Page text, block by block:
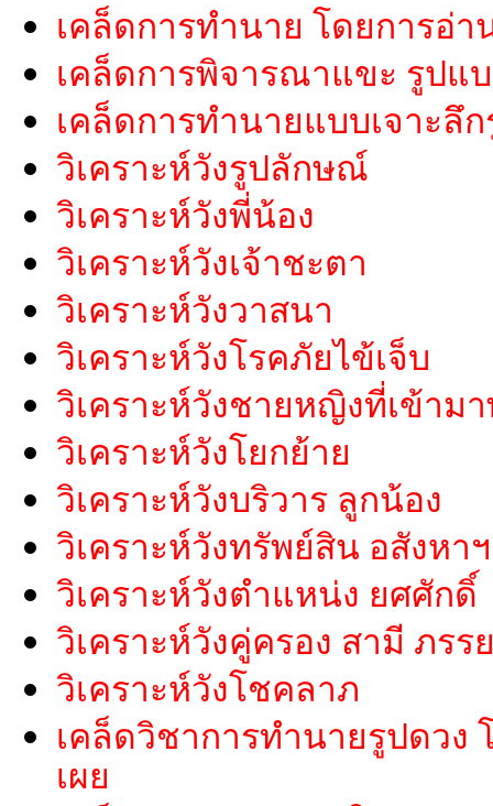
เคล็ดการทำนาย โดยการอ่
เคล็ดการพิจารณาแขะ รูปแ
เคล็ดการทำนายแบบเจาะลึ
วิเคราะห์วังรูปลักษณ์
วิเคราะห์วังพี่น้อง
วิเคราะห์วังเจ้าชะตา
วิเคราะห์วังวาสนา
วิเคราะห์วังโรคภัยไข้เจ็บ
วิเคราะห์วังชายหญิงที่เข้าม
วิเคราะห์วังโยกย้าย
วิเคราะห์วังบริวาร ลูกน้อง
วิเคราะห์วังทรัพย์สิน อสังหาฯ
วิเคราะห์วังตำแหน่ง ยศศักดิ์
วิเคราะห์วังคู่ครอง สามี ภรร
วิเคราะห์วังโชคลาภ
เคล็ดวิชาการทำนายรูปดวง
เผย